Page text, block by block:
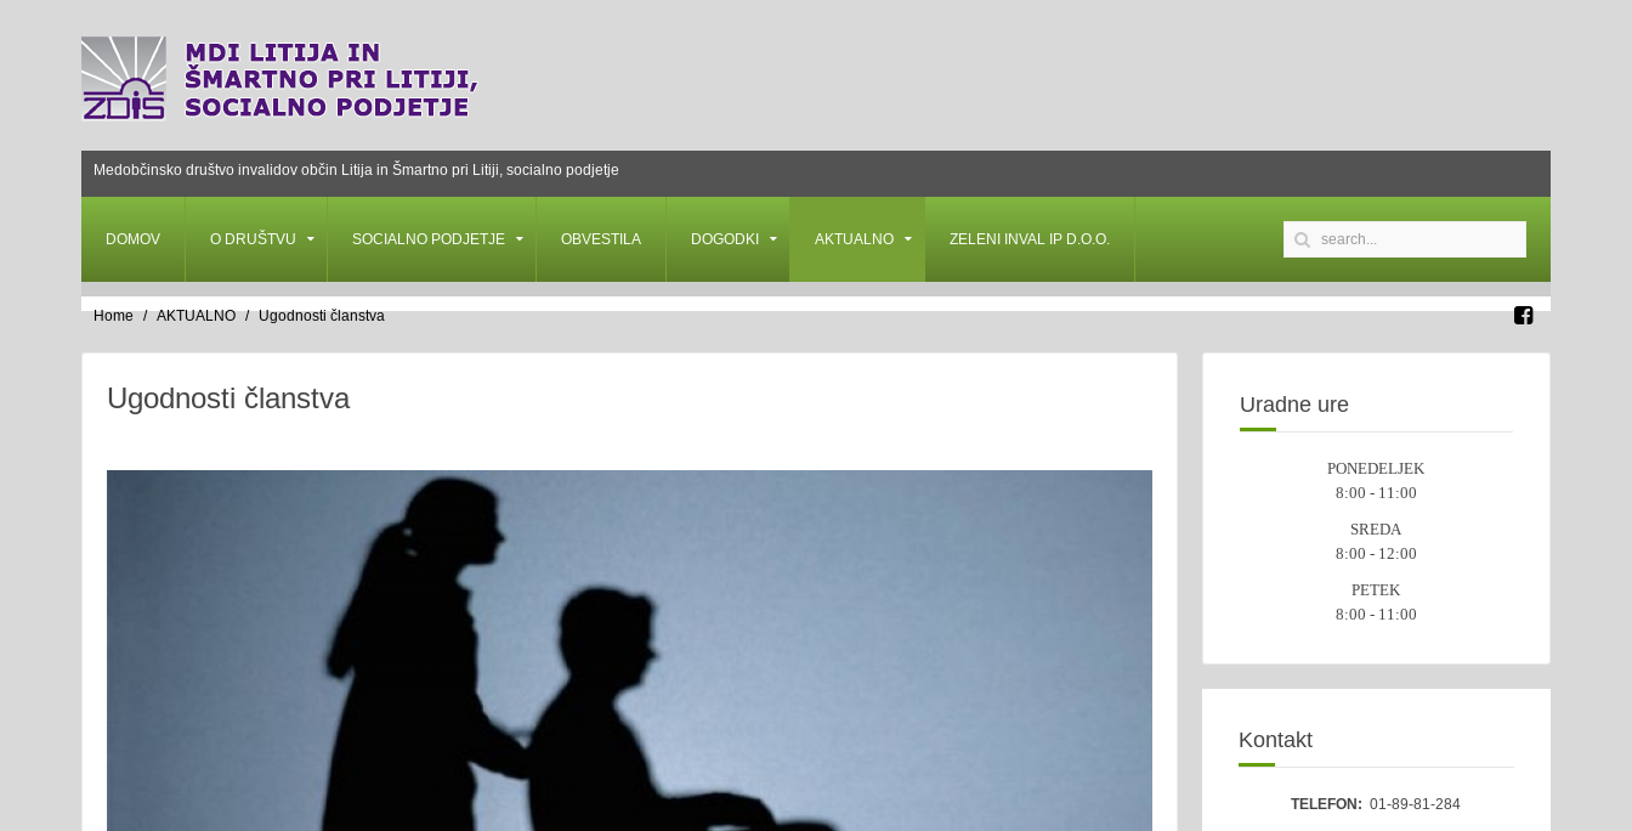
Medobčinsko društvo invalidov občin Litija in Šmartno pri Litiji, socialno podjetje
DOMOV O DRUŠTVU SOCIALNO PODJETJE OBVESTILA DOGODKI AKTUALNO ZELENI INVAL IP D.O.O.
Home AKTUALNO Ugodnosti članstva
Ugodnosti članstva Uradne ure
PONEDELJEK
8:00 - 11:00
SREDA
8:00 - 12:00
PETEK
8:00 - 11:00
Kontakt
TELEFON: 01-89-81-284